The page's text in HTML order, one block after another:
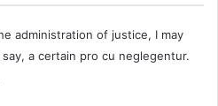
administration of justice, I may
a certain pro cu neglegentur.